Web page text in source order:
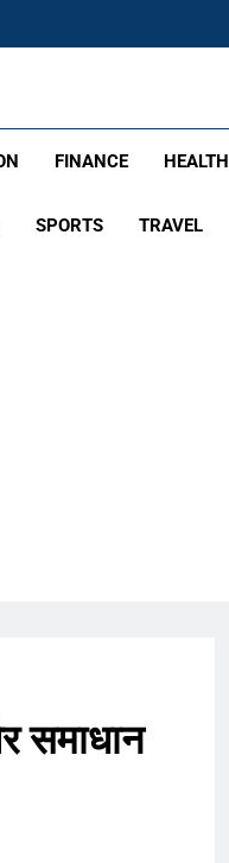
FINANCE HEALTH
SPORTS TRAVEL
समाधान